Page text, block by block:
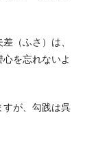
（ふさ）は、
を忘れないよ
すが、勾践は呉